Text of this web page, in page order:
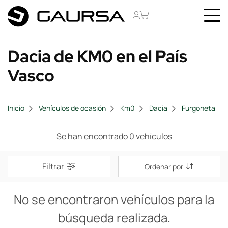
Dacia de KM0 en el País
Vasco
Inicio Vehículos de ocasión Km0 Dacia Furgoneta
Se han encontrado 0 vehículos
Filtrar Ordenar por
No se encontraron vehículos para la
búsqueda realizada.